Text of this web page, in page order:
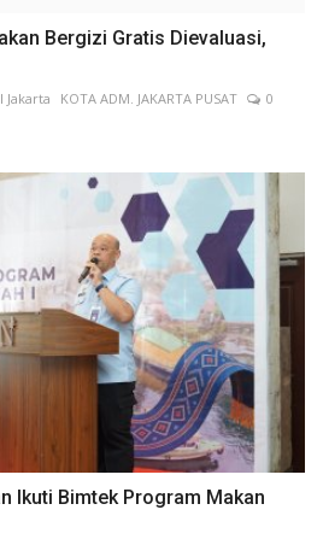
Bergizi Gratis Dievaluasi,
Jakarta KOTA ADM. JAKARTA PUSAT
0
Ikuti Bimtek Program Makan